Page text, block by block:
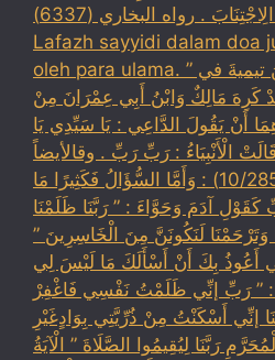
يَفْعَلُونَ إِلَّا ذَلِكَ ‏ ‏الِاجْتِنَابَ . رواه البخاري (6337) .
Lafazh sayyidi dalam doa
oleh para ulama. قال شيخُ الإسلامِ ابنُ تيميةَ في ”
” (1/207) : وَقَدْ كَرِهَ مَالِكٌ وَابْنُ أَبِي عِمْرَانَ مِنْ
أَنْ يَقُولَ الدَّاعِي : يَا سَيِّدِي يَا
الْأَنْبِيَاءُ : رَبِّ رَبِّ . وقالأيضاً
في ” الفتاوى ” (10/285) : وَأَمَّا السُّؤَالُ فَكَثِيرًا مَا
آدَمَ وَحَوَّاءَ : ” رَبَّنَا ظَلَمْنَا
وَتَرْحَمْنَا لَنَكُونَنَّ مِنَ الْخَاسِرِينَ ”
أَعُوذُ بِكَ أَنْ أَسْأَلَكَ مَا لَيْسَ لِي
” رَبِّ إنِّي ظَلَمْتُ نَفْسِي فَاغْفِرْ
إنِّي أَسْكَنْتُ مِنْ ذُرِّيَّتِي بِوَادٍغَيْرِ
رَبَّنَا لِيُقِيمُوا الصَّلَاةَ ” الْآيَةُ